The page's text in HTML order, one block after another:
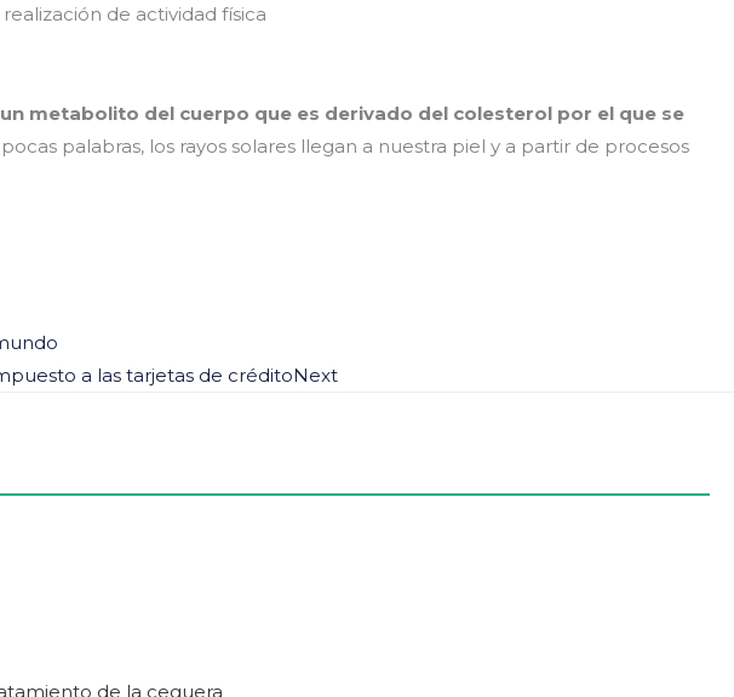
de actividad física
metabolito del cuerpo que es derivado del colesterol por el que se
palabras, los rayos solares llegan a nuestra piel y a partir de procesos
a las tarjetas de créditoNext
de la ceguera